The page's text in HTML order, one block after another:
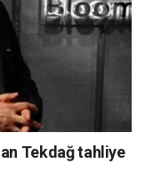
Tekdağ tahliye